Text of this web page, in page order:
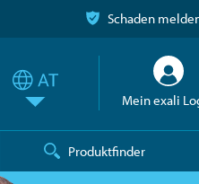
Schaden
Mein exali
Produktfinder